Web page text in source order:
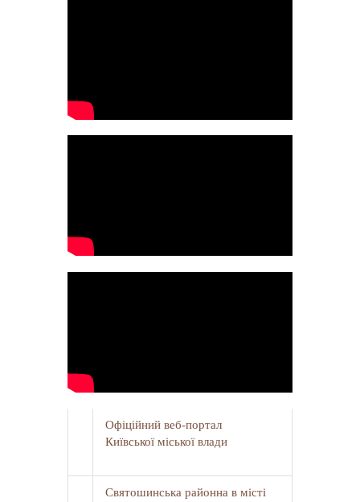
Офіційний веб-портал
Київської міської влади
Святошинська районна в місті